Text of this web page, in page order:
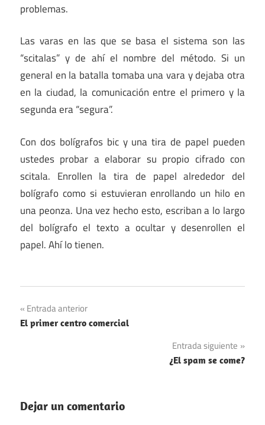
problemas.
Las varas en las que se basa el sistema son las
“scitalas” y de ahí el nombre del método. Si un
general en la batalla tomaba una vara y dejaba otra
en la ciudad, la comunicación entre el primero y la
segunda era “segura”.
Con dos bolígrafos bic y una tira de papel pueden
ustedes probar a elaborar su propio cifrado con
scitala. Enrollen la tira de papel alrededor del
bolígrafo como si estuvieran enrollando un hilo en
una peonza. Una vez hecho esto, escriban a lo largo
del bolígrafo el texto a ocultar y desenrollen el
papel. Ahí lo tienen.
Navegación
de
Entrada anterior
El primer centro comercial
Entrada siguiente
¿El spam se come?
Dejar un comentario